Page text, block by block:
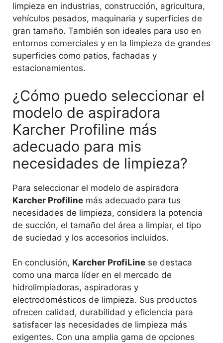
limpieza en industrias, construcción, agricultura,
vehículos pesados, maquinaria y superficies de
gran tamaño. También son ideales para uso en
entornos comerciales y en la limpieza de grandes
superficies como patios, fachadas y
estacionamientos.
¿Cómo puedo seleccionar el
modelo de aspiradora
Karcher Profiline más
adecuado para mis
necesidades de limpieza?
Para seleccionar el modelo de aspiradora
Karcher Profiline más adecuado para tus
necesidades de limpieza, considera la potencia
de succión, el tamaño del área a limpiar, el tipo
de suciedad y los accesorios incluidos.
En conclusión, Karcher ProfiLine se destaca
como una marca líder en el mercado de
hidrolimpiadoras, aspiradoras y
electrodomésticos de limpieza. Sus productos
ofrecen calidad, durabilidad y eficiencia para
satisfacer las necesidades de limpieza más
exigentes. Con una amplia gama de opciones